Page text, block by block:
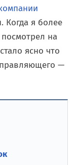
Когда я более
посмотрел на
ясно что
—